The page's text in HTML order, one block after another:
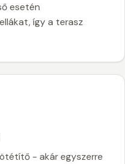
esetén
így a terasz
- akár egyszerre